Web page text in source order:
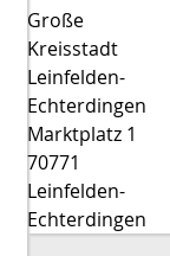
Große
Kreisstadt
Leinfelden-
Echterdingen
Marktplatz 1
70771
Leinfelden-
Echterdingen